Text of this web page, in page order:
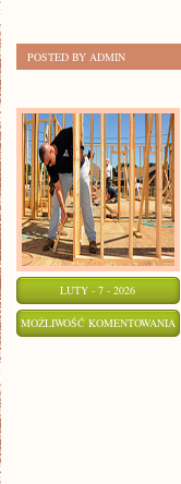
POSTED BY ADMIN
LUTY - 7 - 2026
MOŻLIWOŚĆ KOMENTOWANIA